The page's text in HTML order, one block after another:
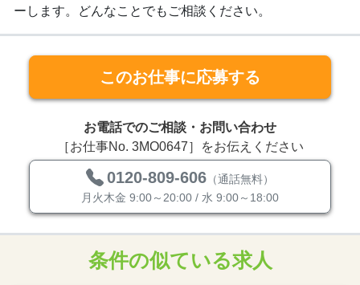
ーします。どんなことでもご相談ください。
このお仕事に応募する
お電話でのご相談・お問い合わせ
［お仕事No. 3MO0647］をお伝えください
0120-809-606 （通話無料）
月火木金 9:00～20:00 / 水 9:00～18:00
条件の似ている求人